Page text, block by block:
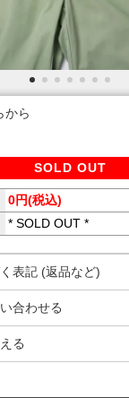
から
SOLD OUT
0円(税込)
* SOLD OUT *
表記 (返品など)
合わせる
る